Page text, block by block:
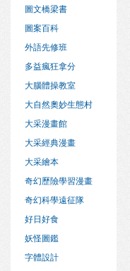
圖文橋梁書
圖案百科
外語先修班
多益瘋狂拿分
大腦體操教室
大自然奧妙生態村
大采漫畫館
大采經典漫畫
大采繪本
奇幻歷險學習漫畫
奇幻科學遠征隊
好日好食
妖怪圖鑑
字體設計